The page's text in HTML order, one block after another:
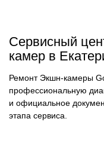
Сервисный
камер в
Ремонт Экшн-камеры
профессиональную
и официальное
этапа сервиса.